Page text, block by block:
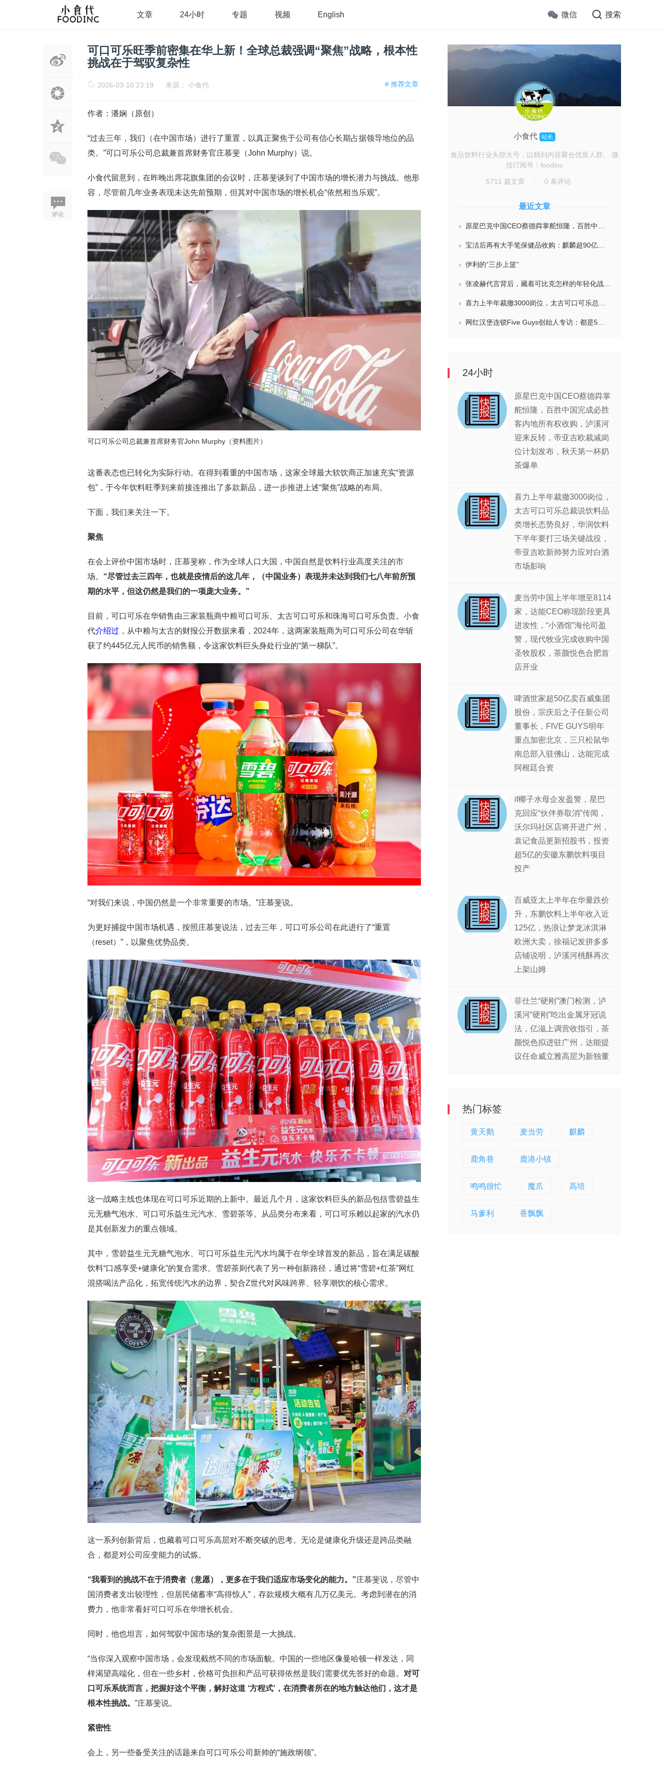
文章 24小时 专题 视频 English 微信 搜索
评论
可口可乐旺季前密集在华上新！全球总裁强调“聚焦”战略，根本性
挑战在于驾驭复杂性
# 推荐文章
2026-03-10 23:19 来源： 小食代
作者：潘娴（原创）
“过去三年，我们（在中国市场）进行了重置，以真正聚焦于公司有信心长期占据领导地位的品
类。”可口可乐公司总裁兼首席财务官庄慕斐（John Murphy）说。
小食代留意到，在昨晚出席花旗集团的会议时，庄慕斐谈到了中国市场的增长潜力与挑战。他形
容，尽管前几年业务表现未达先前预期，但其对中国市场的增长机会“依然相当乐观”。
可口可乐公司总裁兼首席财务官John Murphy（资料图片）
这番表态也已转化为实际行动。在得到看重的中国市场，这家全球最大软饮商正加速充实“资源
包”，于今年饮料旺季到来前接连推出了多款新品，进一步推进上述“聚焦”战略的布局。
下面，我们来关注一下。
聚焦
在会上评价中国市场时，庄慕斐称，作为全球人口大国，中国自然是饮料行业高度关注的市
场。 “尽管过去三四年，也就是疫情后的这几年，（中国业务）表现并未达到我们七八年前所预
期的水平，但这仍然是我们的一项庞大业务。 ”
目前，可口可乐在华销售由三家装瓶商中粮可口可乐、太古可口可乐和珠海可口可乐负责。小食
代介绍过 ，从中粮与太古的财报公开数据来看，2024年，这两家装瓶商为可口可乐公司在华斩
获了约445亿元人民币的销售额，令这家饮料巨头身处行业的“第一梯队”。
“对我们来说，中国仍然是一个非常重要的市场。”庄慕斐说。
为更好捕捉中国市场机遇，按照庄慕斐说法，过去三年，可口可乐公司在此进行了“重置
（reset）”，以聚焦优势品类。
这一战略主线也体现在可口可乐近期的上新中。最近几个月，这家饮料巨头的新品包括雪碧益生
元无糖气泡水、可口可乐益生元汽水、雪碧茶等。从品类分布来看，可口可乐赖以起家的汽水仍
是其创新发力的重点领域。
其中，雪碧益生元无糖气泡水、可口可乐益生元汽水均属于在华全球首发的新品，旨在满足碳酸
饮料“口感享受+健康化”的复合需求。雪碧茶则代表了另一种创新路径，通过将“雪碧+红茶”网红
混搭喝法产品化，拓宽传统汽水的边界，契合Z世代对风味跨界、轻享潮饮的核心需求。
这一系列创新背后，也藏着可口可乐高层对不断突破的思考。无论是健康化升级还是跨品类融
合，都是对公司应变能力的试炼。
“我看到的挑战不在于消费者（意愿），更多在于我们适应市场变化的能力。 ”庄慕斐说，尽管中
国消费者支出较理性，但居民储蓄率“高得惊人”，存款规模大概有几万亿美元。考虑到潜在的消
费力，他非常看好可口可乐在华增长机会。
同时，他也坦言，如何驾驭中国市场的复杂图景是一大挑战。
“当你深入观察中国市场，会发现截然不同的市场面貌。中国的一些地区像曼哈顿一样发达，同
样渴望高端化，但在一些乡村，价格可负担和产品可获得依然是我们需要优先答好的命题。 对可
口可乐系统而言，把握好这个平衡，解好这道 ‘方程式’ ，在消费者所在的地方触达他们，这才是
根本性挑战。 ”庄慕斐说。
紧密性
会上，另一些备受关注的话题来自可口可乐公司新帅的“施政纲领”。
小食代 站长
食品饮料行业头部大号，以独到内容聚合优质人群。 微
信订阅号：foodinc
5711 篇文章 0 条评论
最近文章
原星巴克中国CEO蔡德粦掌舵恒隆，百胜中国完成必胜客内地所有权收购，泸溪河迎来反转，帝亚吉欧裁减岗位计划发布，秋天第一杯奶茶爆单
宝洁后再有大手笔保健品收购：麒麟超90亿拿下健美生，在华已入驻山姆和开市客等多渠道，为何超300亿资本一周内“疯抢”VMS？
伊利的“三步上篮”
张凌赫代言背后，藏着可比克怎样的年轻化战略？
喜力上半年裁撤3000岗位，太古可口可乐总裁说饮料品类增长态势良好，华润饮料下半年要打三场关键战役，帝亚吉欧新帅努力应对白酒市场影响
网红汉堡连锁Five Guys创始人专访：都是5个儿子和妻子在打理，绝不会与麦当劳正面竞争，要公司上市或卖盘的建议不时出现
24小时
原星巴克中国CEO蔡德粦掌
舵恒隆，百胜中国完成必胜
客内地所有权收购，泸溪河
迎来反转，帝亚吉欧裁减岗
位计划发布，秋天第一杯奶
茶爆单
喜力上半年裁撤3000岗位，
太古可口可乐总裁说饮料品
类增长态势良好，华润饮料
下半年要打三场关键战役，
帝亚吉欧新帅努力应对白酒
市场影响
麦当劳中国上半年增至8114
家，达能CEO称现阶段更具
进攻性，“小酒馆”海伦司盈
警，现代牧业完成收购中国
圣牧股权，茶颜悦色合肥首
店开业
啤酒世家超50亿卖百威集团
股份，宗庆后之子任新公司
董事长，FIVE GUYS明年
重点加密北京，三只松鼠华
南总部入驻佛山，达能完成
阿根廷合资
if椰子水母企发盈警，星巴
克回应“伙伴券取消”传闻，
沃尔玛社区店将开进广州，
袁记食品更新招股书，投资
超5亿的安徽东鹏饮料项目
投产
百威亚太上半年在华量跌价
升，东鹏饮料上半年收入近
125亿，热浪让梦龙冰淇淋
欧洲大卖，徐福记发拼多多
店铺说明，泸溪河桃酥再次
上架山姆
菲仕兰“硬刚”澳门检测，泸
溪河“硬刚”吃出金属牙冠说
法，亿滋上调营收指引，茶
颜悦色拟进驻广州，达能提
议任命威立雅高层为新独董
热门标签
黄天鹅 麦当劳 麒麟
鹿角巷 鹿港小镇
鸣鸣很忙 魔爪 高培
马爹利 香飘飘